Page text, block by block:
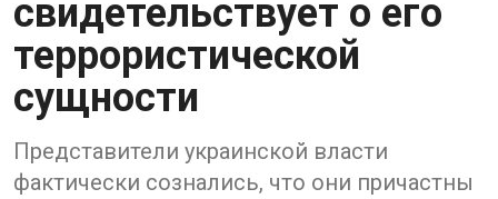
свидетельствует о его
террористической
сущности
Представители украинской власти
фактически сознались, что они причастны